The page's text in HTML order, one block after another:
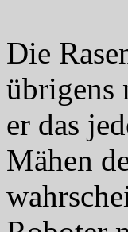
Die
übrigens
er das
Mähen